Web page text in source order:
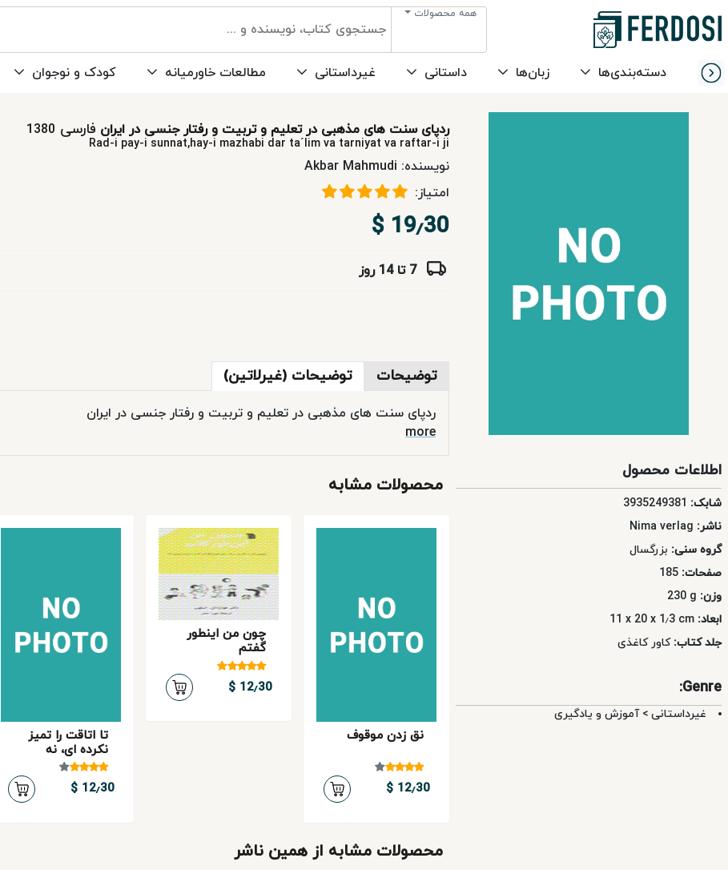
همه محصولات
دسته‌بندی‌ها زبان‌ها داستانی غیرداستانی مطالعات خاورمیانه کودک و نوجوان
Menu
دسته‌بندی
مطالعات
خاورمیانه
آموزشی
نشر
سرویس‌های
اشتراکی
اطلاعات محصول
شابک: 3935249381
ناشر: Nima verlag
گروه سنی: بزرگسال
صفحات: 185
وزن: 230 g
ابعاد: 11 x 20 x 1٫3 cm
جلد کتاب:کاور کاغذی
Genre:
غیرداستانی >آموزش و یادگیری
ردپای سنت های مذهبی در تعلیم و تربیت و رفتار جنسی در ایران فارسی 1380
Rad-i pay-i sunnat,hay-i mazhabi dar ta´lim va tarniyat va raftar-i ji
نویسنده: Akbar Mahmudi
امتیاز:
19٫30 $
7 تا 14 روز
توضیحات توضیحات (غیرلاتین)
ردپای سنت های مذهبی در تعليم و تربيت و رفتار جنسی در ايران
more
محصولات مشابه
نق زدن موقوف
12٫30 $
چون من اینطور
گفتم
12٫30 $
تا اتاقت را تمیز
نكرده ای، نه
12٫30 $
محصولات مشابه از همین ناشر